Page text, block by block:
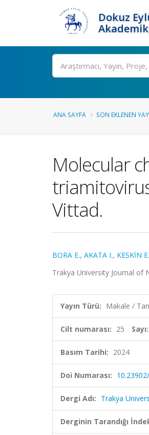
Dokuz
Ara
ANA SAYFA SON EKLENEN
Molecular
Vittad.
BORA E., AKATA I., KESKİN E.
Trakya University Journal of
Yayın Türü: Makale /
Cilt numarası: 25 Sayı:
Basım Tarihi: 2024
Doi Numarası:
Dergi Adı: Trakya
Derginin Tarandığı